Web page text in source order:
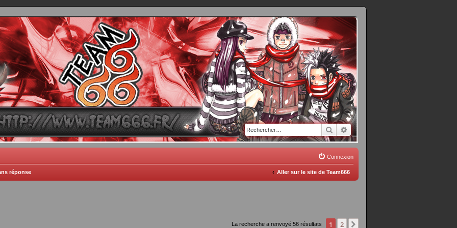
666
One, Blaster Knuckle et Death Trance
RechercherRecherche avancée
Connexion
réponse Aller sur le site de Team666
La recherche a renvoyé 56 résultats 1 2